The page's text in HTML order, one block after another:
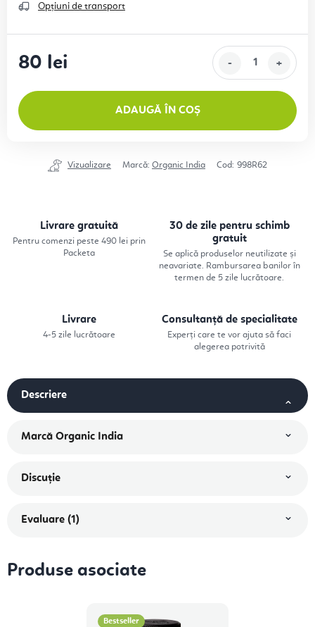
Opțiuni de transport
80 lei
ADAUGĂ ÎN COȘ
Vizualizare Marcă: Organic India Cod: 998R62
Livrare gratuită
Pentru comenzi peste 490 lei prin
Packeta
30 de zile pentru schimb
gratuit
Se aplică produselor neutilizate și
neavariate. Rambursarea banilor în
termen de 5 zile lucrătoare.
Livrare
4-5 zile lucrătoare
Consultanță de specialitate
Experți care te vor ajuta să faci
alegerea potrivită
Descriere
Marcă Organic India
Discuţie
Evaluare (1)
Produse asociate
Bestseller